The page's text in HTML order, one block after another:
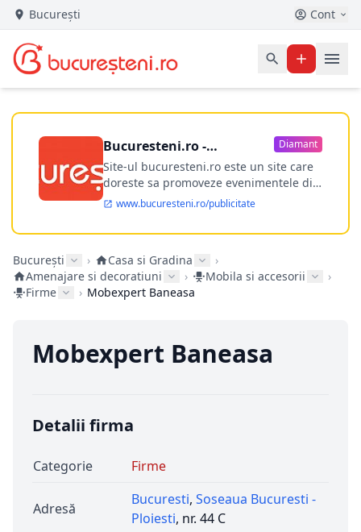
București Cont
Bucuresteni.ro -
publicitate online
Diamant
Site-ul bucuresteni.ro este un site care
doreste sa promoveze evenimentele din
Bucuresti si nu numai, sa puna la
dispozitia utilizatorului cea mai
performanta harta electronica a
ofere posibilitatea firmel...
www.bucuresteni.ro/publicitate
București › Casa si Gradina
›
Amenajare si decoratiuni
› Mobila si accesorii
›
Firme
› Mobexpert Baneasa
Mobexpert Baneasa
Detalii firma
Categorie Firme
Adresă
Bucuresti, Soseaua Bucuresti -
Ploiesti, nr. 44 C